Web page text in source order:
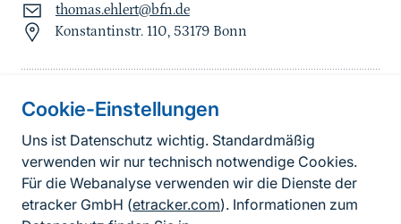
Cookie-Einstellungen
Uns ist Datenschutz wichtig. Standardmäßig
verwenden wir nur technisch notwendige Cookies.
Für die Webanalyse verwenden wir die Dienste der
etracker GmbH (etracker.com). Informationen zum
thomas.ehlert@bfn.de
Konstantinstr. 110, 53179 Bonn
Informationen zur Seite
FußzeileKontakt zum BfN
Kontaktformular